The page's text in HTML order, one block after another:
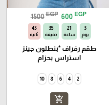
1500 EGP 600 EGP
3
يوم
21
ساعة
35
دقيقة
42
ثانية
طقم رفراف *بنطلون جينز
استراس بحزام
2
4
6
8
10
add_shopping_cart